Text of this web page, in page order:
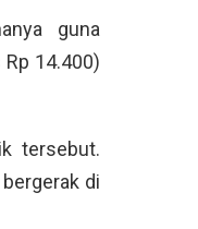
guna
14.400)
tersebut.
di